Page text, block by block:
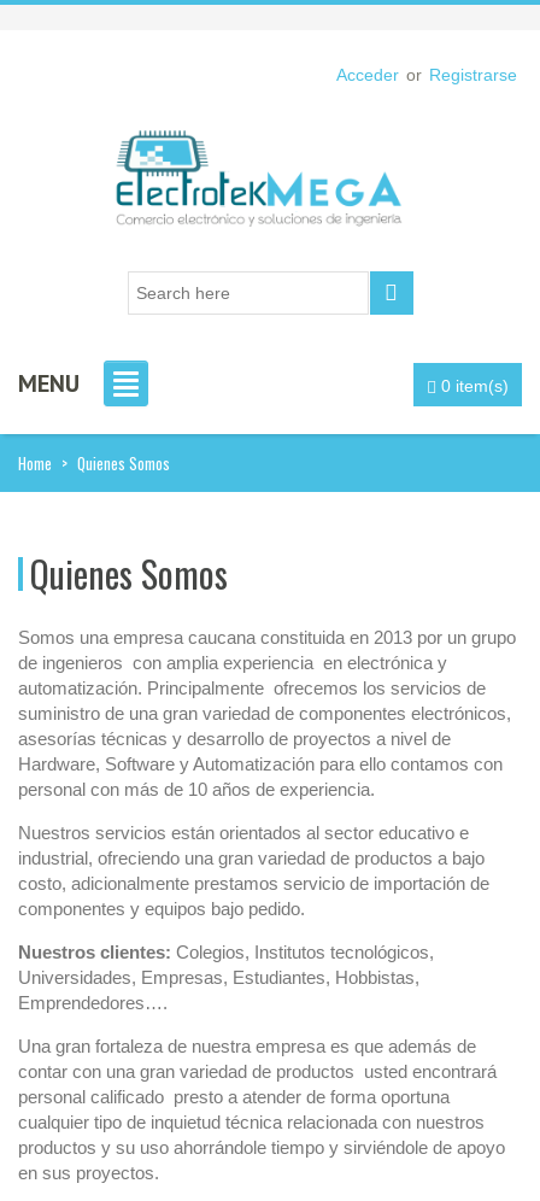
Acceder or Registrarse
MENU 0 item(s)
Home > Quienes Somos
Quienes Somos
Somos una empresa caucana constituida en 2013 por un grupo
de ingenieros con amplia experiencia en electrónica y
automatización. Principalmente ofrecemos los servicios de
suministro de una gran variedad de componentes electrónicos,
asesorías técnicas y desarrollo de proyectos a nivel de
Hardware, Software y Automatización para ello contamos con
personal con más de 10 años de experiencia.
Nuestros servicios están orientados al sector educativo e
industrial, ofreciendo una gran variedad de productos a bajo
costo, adicionalmente prestamos servicio de importación de
componentes y equipos bajo pedido.
Nuestros clientes: Colegios, Institutos tecnológicos,
Universidades, Empresas, Estudiantes, Hobbistas,
Emprendedores….
Una gran fortaleza de nuestra empresa es que además de
contar con una gran variedad de productos usted encontrará
personal calificado presto a atender de forma oportuna
cualquier tipo de inquietud técnica relacionada con nuestros
productos y su uso ahorrándole tiempo y sirviéndole de apoyo
en sus proyectos.